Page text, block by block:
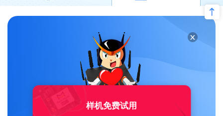
样机免费试用